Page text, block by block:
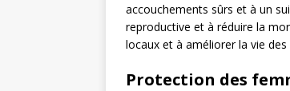
accouchements sûrs et à un
reproductive et à réduire la
locaux et à améliorer la vie
Protection des